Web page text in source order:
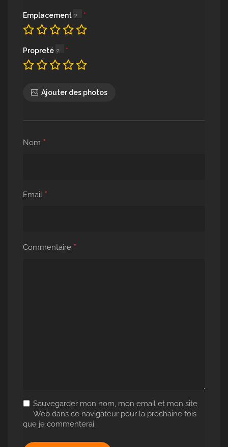
Emplacement
Propreté
Ajouter des photos
Nom *
Email *
Commentaire *
Sauvegarder mon nom, mon email et mon site
Web dans ce navigateur pour la prochaine fois
que je commenterai.